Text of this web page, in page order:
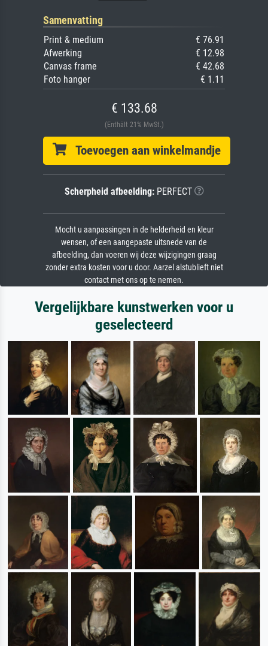
Samenvatting
Print & medium
€ 76.91
Afwerking
€ 12.98
Canvas frame
€ 42.68
Foto hanger
€ 1.11
€ 133.68
(Enthält 21% MwSt.)
Toevoegen aan winkelmandje
Scherpheid afbeelding:PERFECT
Mocht u aanpassingen in de helderheid en kleur
wensen, of een aangepaste uitsnede van de
afbeelding, dan voeren wij deze wijzigingen graag
zonder extra kosten voor u door. Aarzel alstublieft niet
contact met ons op te nemen.
Vergelijkbare kunstwerken voor u
geselecteerd